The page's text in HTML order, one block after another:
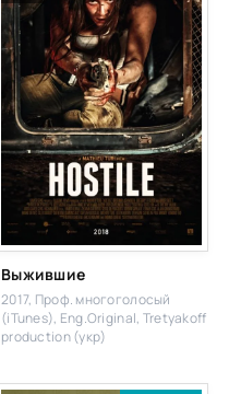
Выжившие
2017, Проф. многоголосый
(iTunes), Eng.Original, Tretyakoff
production (укр)